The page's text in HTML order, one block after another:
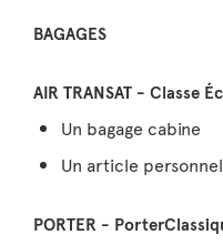
BAGAGES
Un bagage cabine
Un article personnel